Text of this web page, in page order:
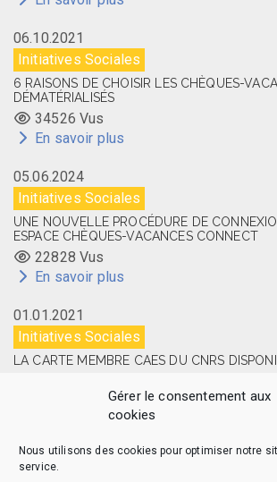
Gérer le consentement aux
cookies
Nous utilisons des cookies pour optimiser notre
service.
06.10.2021
Initiatives Sociales
6 RAISONS DE CHOISIR LES CHÈQUES-
DÉMATÉRIALISÉS
34526 Vus
En savoir plus
05.06.2024
Initiatives Sociales
UNE NOUVELLE PROCÉDURE DE
ESPACE CHÈQUES-VACANCES CONNECT
22828 Vus
En savoir plus
01.01.2021
Initiatives Sociales
LA CARTE MEMBRE CAES DU CNRS
En savoir plus